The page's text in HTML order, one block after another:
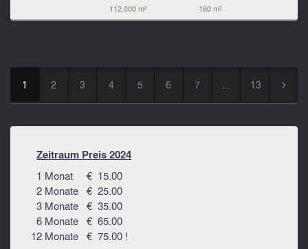
112.000 m² 160 m²
1 2 3 4 5 6 7 13 ▻
Zeitraum Preis 2024
1 Monat € 15.00
2 Monate € 25.00
3 Monate € 35.00
6 Monate € 65.00
12 Monate € 75.00 !